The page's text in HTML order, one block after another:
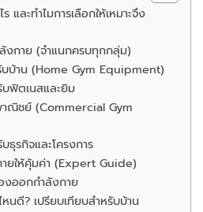
และทำไมการเลือกให้เหมาะจึง
งกาย (จำแนกครบทุกกลุ่ม)
บบ้าน (Home Gym Equipment)
ฟิตเนสและยิม
าณิชย์ (Commercial Gym
ธุรกิจและโครงการ
ยให้คุ้มค่า (Expert Guide)
งออกกำลังกาย
นดี? เปรียบเทียบสำหรับบ้าน